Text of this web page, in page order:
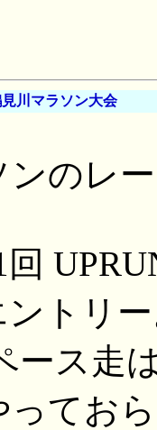
川マラソン大会
のレ
トリ
ース走
ってお